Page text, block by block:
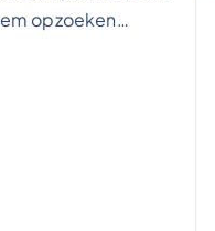
opzoeken…